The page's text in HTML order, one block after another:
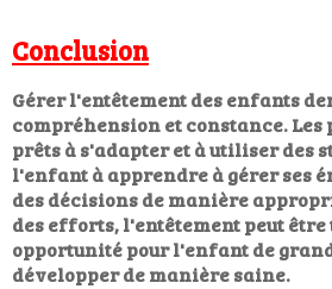
Conclusion
Gérer l'entêtement des enfants
compréhension et constance.
prêts à s'adapter et à utiliser des
l'enfant à apprendre à gérer ses
des décisions de manière
des efforts, l'entêtement peut
opportunité pour l'enfant de
développer de manière saine.